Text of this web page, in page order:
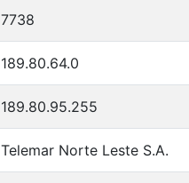
7738
189.80.64.0
189.80.95.255
Telemar Norte Leste S.A.